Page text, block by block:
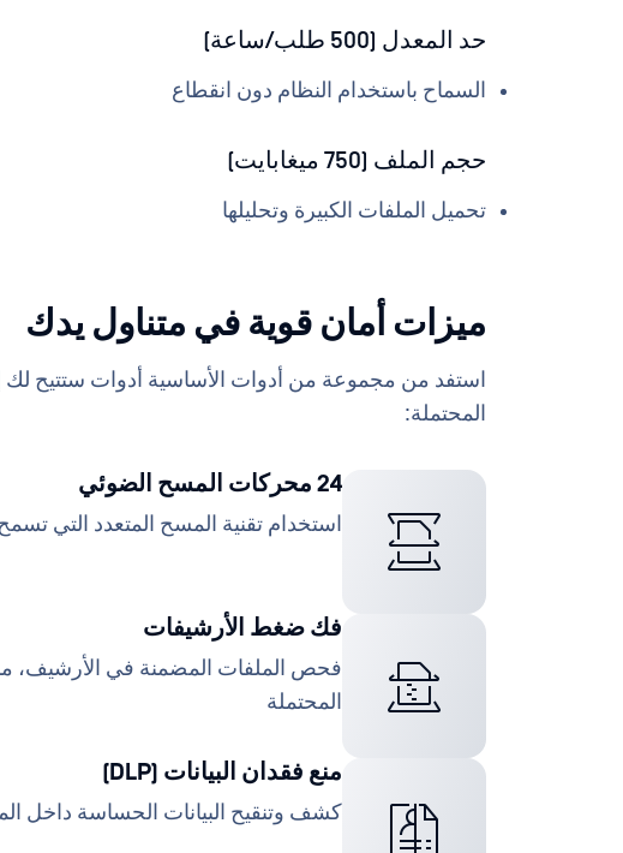
حد المعدل (500 طلب/ساعة)
السماح باستخدام النظام دون انقطاع
حجم الملف (750 ميغابايت)
تحميل الملفات الكبيرة وتحليلها
ميزات أمان قوية في متناول يدك
استفد من مجموعة من أدوات الأساسية أدوات ستتيح لك
المحتملة:
24 محركات المسح الضوئي
استخدام تقنية المسح المتعدد التي
فك ضغط الأرشيفات
فحص الملفات المضمنة في الأرشيف،
المحتملة
منع فقدان البيانات (DLP)
كشف وتنقيح البيانات الحساسة داخل